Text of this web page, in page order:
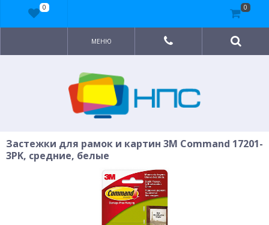
МЕНЮ
Застежки для рамок и картин 3M Command 17201-
3PK, средние, белые
0 0